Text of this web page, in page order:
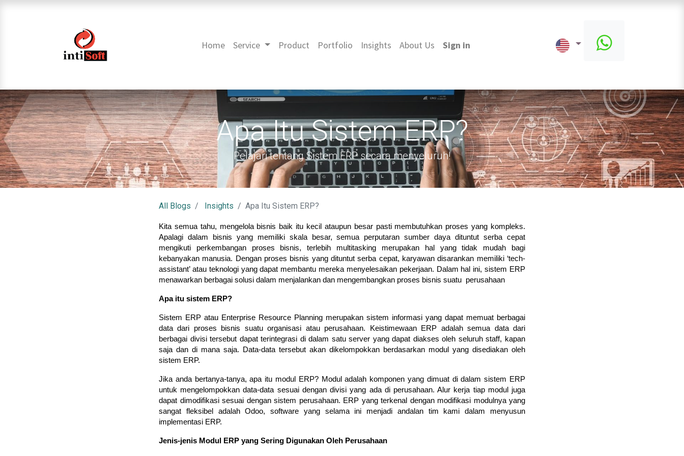
Home Service Product Portfolio Insights About Us Sign in
Apa Itu Sistem ERP?
Pelajari tentang Sistem ERP secara menyeluruh!
All Blogs Insights Apa Itu Sistem ERP?
Kita semua tahu, mengelola bisnis baik itu kecil ataupun besar pasti membutuhkan proses yang kompleks.
Apalagi dalam bisnis yang memiliki skala besar, semua perputaran sumber daya dituntut serba cepat
mengikuti perkembangan proses bisnis, terlebih multitasking merupakan hal yang tidak mudah bagi
kebanyakan manusia. Dengan proses bisnis yang dituntut serba cepat, karyawan disarankan memiliki ‘tech-
assistant’ atau teknologi yang dapat membantu mereka menyelesaikan pekerjaan. Dalam hal ini, sistem ERP
menawarkan berbagai solusi dalam menjalankan dan mengembangkan proses bisnis suatu  perusahaan
Apa itu sistem ERP?
Sistem ERP atau Enterprise Resource Planning merupakan sistem informasi yang dapat memuat berbagai
data dari proses bisnis suatu organisasi atau perusahaan. Keistimewaan ERP adalah semua data dari
berbagai divisi tersebut dapat terintegrasi di dalam satu server yang dapat diakses oleh seluruh staff, kapan
saja dan di mana saja. Data-data tersebut akan dikelompokkan berdasarkan modul yang disediakan oleh
sistem ERP.
Jika anda bertanya-tanya, apa itu modul ERP? Modul adalah komponen yang dimuat di dalam sistem ERP
untuk mengelompokkan data-data sesuai dengan divisi yang ada di perusahaan. Alur kerja tiap modul juga
dapat dimodifikasi sesuai dengan sistem perusahaan. ERP yang terkenal dengan modifikasi modulnya yang
sangat fleksibel adalah Odoo, software yang selama ini menjadi andalan tim kami dalam menyusun
implementasi ERP.
Jenis-jenis Modul ERP yang Sering Digunakan Oleh Perusahaan